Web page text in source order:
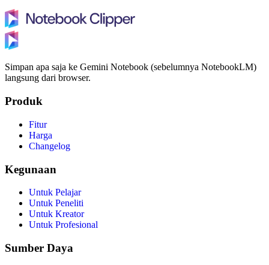
Simpan apa saja ke Gemini Notebook (sebelumnya NotebookLM)
langsung dari browser.
Produk
Fitur
Harga
Changelog
Kegunaan
Untuk Pelajar
Untuk Peneliti
Untuk Kreator
Untuk Profesional
Sumber Daya